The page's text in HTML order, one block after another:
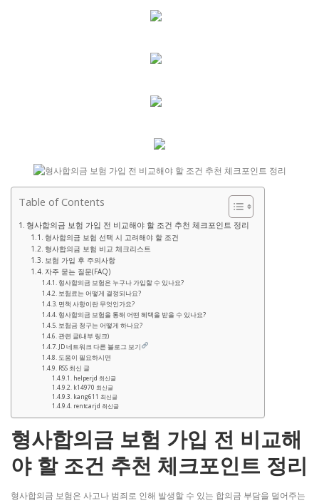
Table of Contents
형사합의금 보험 가입 전 비교해야 할 조건 추천 체크포인트 정리
형사합의금 보험 선택 시 고려해야 할 조건
형사합의금 보험 비교 체크리스트
보험 가입 후 주의사항
자주 묻는 질문(FAQ)
형사합의금 보험은 누구나 가입할 수 있나요?
보험료는 어떻게 결정되나요?
면책 사항이란 무엇인가요?
형사합의금 보험을 통해 어떤 혜택을 받을 수 있나요?
보험금 청구는 어떻게 하나요?
관련 글(내부 링크)
JD 네트워크 다른 블로그 보기
도움이 필요하시면
RSS 최신 글
helperjd 최신글
k14970 최신글
kang611 최신글
rentcarjd 최신글
형사합의금 보험 가입 전 비교해
야 할 조건 추천 체크포인트 정리
형사합의금 보험은 사고나 범죄로 인해 발생할 수 있는 합의금 부담을 덜어주는